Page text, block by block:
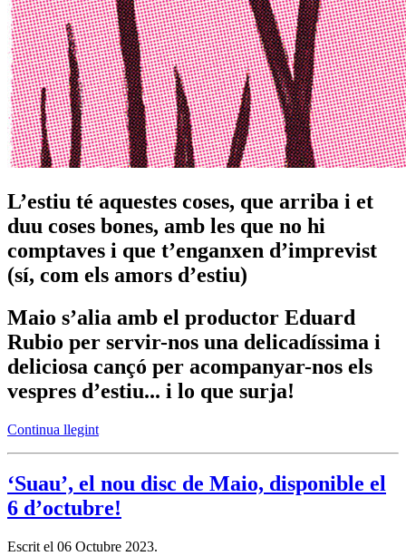
L’estiu té aquestes coses, que arriba i et
duu coses bones, amb les que no hi
comptaves i que t’enganxen d’imprevist
(sí, com els amors d’estiu)
Maio s’alia amb el productor Eduard
Rubio per servir-nos una delicadíssima i
deliciosa cançó per acompanyar-nos els
vespres d’estiu... i lo que surja!
Continua llegint
‘Suau’, el nou disc de Maio, disponible el
6 d’octubre!
Escrit el 06 Octubre 2023.